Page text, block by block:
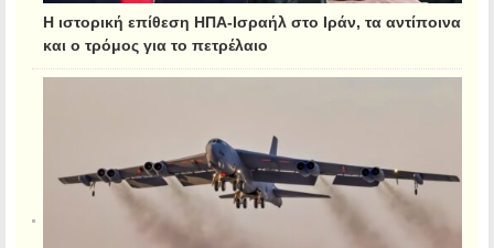
Η ιστορική επίθεση ΗΠΑ-Ισραήλ στο Ιράν, τα αντίποινα
και ο τρόμος για το πετρέλαιο